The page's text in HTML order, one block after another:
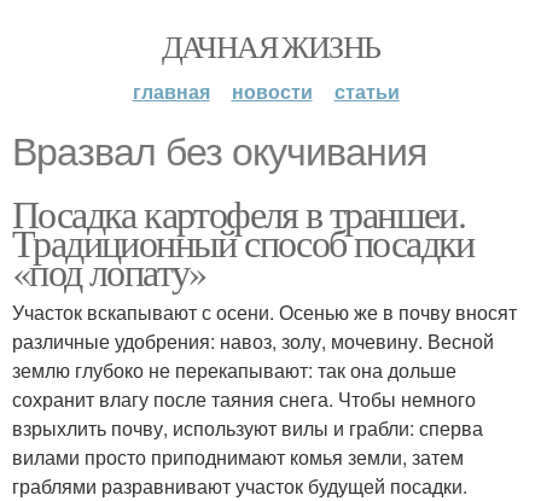
ДАЧНАЯ ЖИЗНЬ
главная новости статьи
Вразвал без окучивания
Посадка картофеля в траншеи.
Традиционный способ посадки
«под лопату»
Участок вскапывают с осени. Осенью же в почву вносят
различные удобрения: навоз, золу, мочевину. Весной
землю глубоко не перекапывают: так она дольше
сохранит влагу после таяния снега. Чтобы немного
взрыхлить почву, используют вилы и грабли: сперва
вилами просто приподнимают комья земли, затем
граблями разравнивают участок будущей посадки.